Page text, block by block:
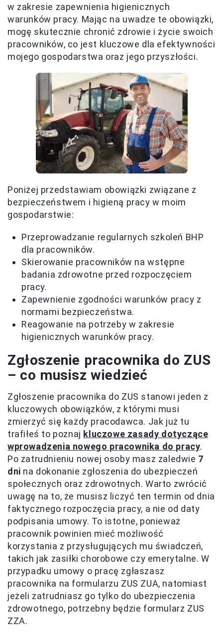
w zakresie zapewnienia higienicznych
warunków pracy. Mając na uwadze te obowiązki,
mogę skutecznie chronić zdrowie i życie swoich
pracowników, co jest kluczowe dla efektywności
mojego gospodarstwa oraz jego przyszłości.
Poniżej przedstawiam obowiązki związane z
bezpieczeństwem i higieną pracy w moim
gospodarstwie:
Przeprowadzanie regularnych szkoleń BHP
dla pracowników.
Skierowanie pracowników na wstępne
badania zdrowotne przed rozpoczęciem
pracy.
Zapewnienie zgodności warunków pracy z
normami bezpieczeństwa.
Reagowanie na potrzeby w zakresie
higienicznych warunków pracy.
Zgłoszenie pracownika do ZUS
– co musisz wiedzieć
Zgłoszenie pracownika do ZUS stanowi jeden z
kluczowych obowiązków, z którymi musi
zmierzyć się każdy pracodawca. Jak już tu
trafiłeś to poznaj kluczowe zasady dotyczące
wprowadzenia nowego pracownika do pracy.
Po zatrudnieniu nowej osoby masz zaledwie 7
dni na dokonanie zgłoszenia do ubezpieczeń
społecznych oraz zdrowotnych. Warto zwrócić
uwagę na to, że musisz liczyć ten termin od dnia
faktycznego rozpoczęcia pracy, a nie od daty
podpisania umowy. To istotne, ponieważ
pracownik powinien mieć możliwość
korzystania z przysługujących mu świadczeń,
takich jak zasiłki chorobowe czy emerytalne. W
przypadku umowy o pracę zgłaszasz
pracownika na formularzu ZUS ZUA, natomiast
jeżeli zatrudniasz go tylko do ubezpieczenia
zdrowotnego, potrzebny będzie formularz ZUS
ZZA.